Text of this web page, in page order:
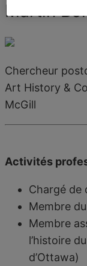
Martin
Chercheur
Art History &
McGill
Activités
Chargé de
Membre du
Membre
l’histoire
d’Ottawa)